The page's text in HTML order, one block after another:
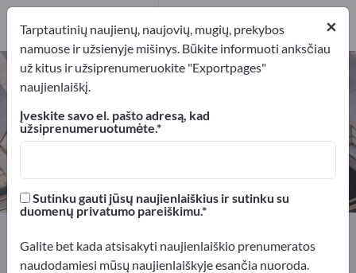
Požeminės kasybos transporto
priemonės – raskite gamintojus ir
tiekėjus
1 1
Požeminės kasybos transporto priemonės
×
Tarptautinių naujienų, naujovių, mugių, prekybos
namuose ir užsienyje mišinys. Būkite informuoti anksčiau
už kitus ir užsiprenumeruokite "Exportpages"
naujienlaiškį.
Įveskite savo el. pašto adresą, kad
užsiprenumeruotumėte.
Sutinku gauti jūsų naujienlaiškius ir sutinku su
duomenų privatumo pareiškimu.
Galite bet kada atsisakyti naujienlaiškio prenumeratos
naudodamiesi mūsų naujienlaiškyje esančia nuoroda.